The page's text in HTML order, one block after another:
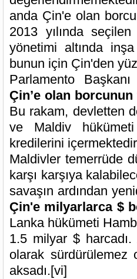
anda Çin'e olan
2013 yılında
yönetimi altında
bunun için Çin'den
Parlamento
Çin’e olan
Bu rakam, devletten
ve Maldiv
kredilerini
Maldivler temerrüde
karşı karşıya
savaşın ardından
Çin'e milyarlarca $
Lanka hükümeti
1.5 milyar $
olarak sürdürülemez
aksadı.[vi]